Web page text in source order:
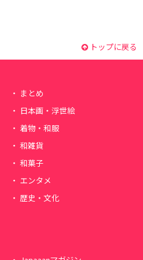
トップに戻る
まとめ
日本画・浮世絵
着物・和服
和雑貨
和菓子
エンタメ
歴史・文化